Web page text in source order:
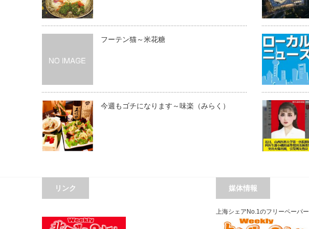
フーテン猫～米花糖
今週もゴチになります～味楽（みらく）
リンク 媒体情報
上海シェアNo.1のフリーペーパー